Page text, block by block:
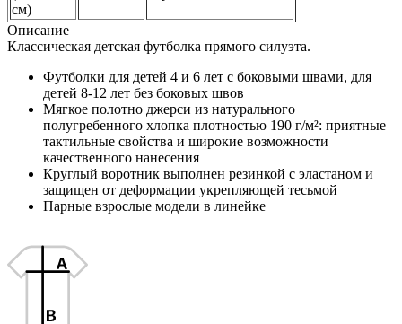
см)
Описание
Классическая детская футболка прямого силуэта.
Футболки для детей 4 и 6 лет с боковыми швами, для
детей 8-12 лет без боковых швов
Мягкое полотно джерси из натурального
полугребенного хлопка плотностью 190 г/м²: приятные
тактильные свойства и широкие возможности
качественного нанесения
Круглый воротник выполнен резинкой с эластаном и
защищен от деформации укрепляющей тесьмой
Парные взрослые модели в линейке